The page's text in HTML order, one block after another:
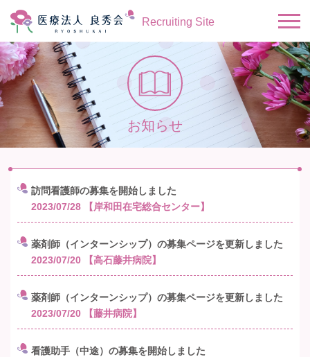
Recruiting Site
お知らせ
訪問看護師の募集を開始しました
2023/07/28
【岸和田在宅総合センター】
薬剤師（インターンシップ）の募集ページを更新しました
2023/07/20
【高石藤井病院】
薬剤師（インターンシップ）の募集ページを更新しました
2023/07/20
【藤井病院】
看護助手（中途）の募集を開始しました